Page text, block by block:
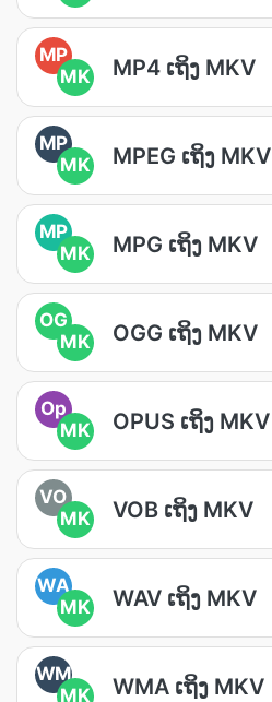
MP
MK
MP4 ເຖິງ MKV
MP
MK
MPEG ເຖິງ MKV
MP
MK
MPG ເຖິງ MKV
OG
MK
OGG ເຖິງ MKV
Op
MK
OPUS ເຖິງ MKV
VO
MK
VOB ເຖິງ MKV
WA
MK
WAV ເຖິງ MKV
WM
MK
WMA ເຖິງ MKV